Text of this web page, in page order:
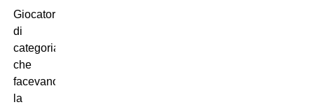
Giocatori
di
categoria,
che
facevano
la